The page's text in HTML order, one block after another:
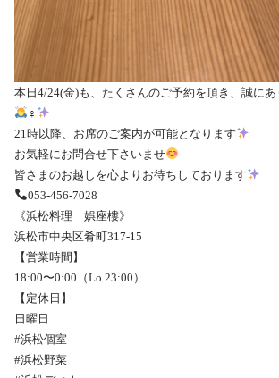
本日4/24(金)も、たくさんのご予約を頂き、誠に
‍♀️
21時以降、お席のご案内が可能となります
お気軽にお問合せ下さいませ
皆さまのお越しを心よりお待ちしております
053-456-7028
《浜松料理 娯座樓》
浜松市中央区肴町317-15
【営業時間】
18:00〜0:00（Lo.23:00）
【定休日】
日曜日
#浜松個室
#浜松野菜